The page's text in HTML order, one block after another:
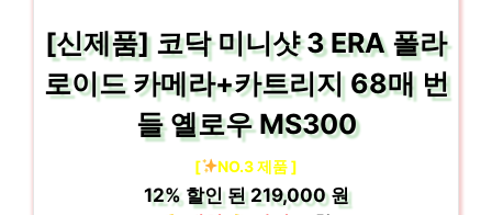
[신제품] 코닥 미니샷 3 ERA 폴라
로이드 카메라+카트리지 68매 번
들 옐로우 MS300
[ NO.3 제품 ]
12%할인 된219,000 원